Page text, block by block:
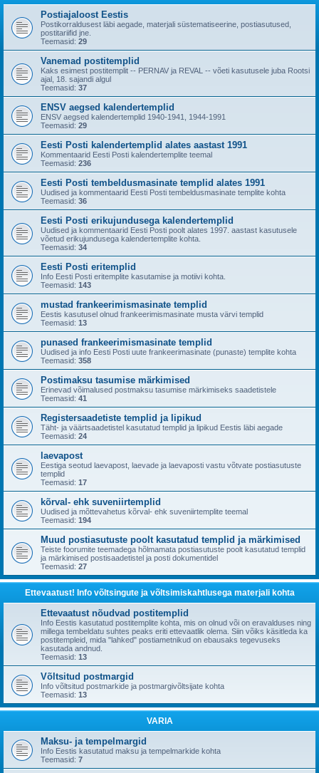
Postiajaloost Eestis
Postikorraldusest läbi aegade, materjali süstematiseerine, postiasutused,
postitariifid jne.
Teemasid: 29
Vanemad postitemplid
Kaks esimest postitemplit -- PERNAV ja REVAL -- võeti kasutusele juba Rootsi
ajal, 18. sajandi algul
Teemasid: 37
ENSV aegsed kalendertemplid
ENSV aegsed kalendertemplid 1940-1941, 1944-1991
Teemasid: 29
Eesti Posti kalendertemplid alates aastast 1991
Kommentaarid Eesti Posti kalendertemplite teemal
Teemasid: 236
Eesti Posti tembeldusmasinate templid alates 1991
Uudised ja kommentaarid Eesti Posti tembeldusmasinate templite kohta
Teemasid: 36
Eesti Posti erikujundusega kalendertemplid
Uudised ja kommentaarid Eesti Posti poolt alates 1997. aastast kasutusele
võetud erikujundusega kalendertemplite kohta.
Teemasid: 34
Eesti Posti eritemplid
Info Eesti Posti eritemplite kasutamise ja motiivi kohta.
Teemasid: 143
mustad frankeerimismasinate templid
Eestis kasutusel olnud frankeerimismasinate musta värvi templid
Teemasid: 13
punased frankeerimismasinate templid
Uudised ja info Eesti Posti uute frankeerimasinate (punaste) templite kohta
Teemasid: 358
Postimaksu tasumise märkimised
Erinevad võimalused postmaksu tasumise märkimiseks saadetistele
Teemasid: 41
Registersaadetiste templid ja lipikud
Täht- ja väärtsaadetistel kasutatud templid ja lipikud Eestis läbi aegade
Teemasid: 24
laevapost
Eestiga seotud laevapost, laevade ja laevaposti vastu võtvate postiasutuste
templid
Teemasid: 17
kõrval- ehk suveniirtemplid
Uudised ja mõttevahetus kõrval- ehk suveniirtemplite teemal
Teemasid: 194
Muud postiasutuste poolt kasutatud templid ja märkimised
Teiste foorumite teemadega hõlmamata postiasutuste poolt kasutatud templid
ja märkimised postisaadetistel ja posti dokumentidel
Teemasid: 27
Ettevaatust! Info võltsingute ja võltsimiskahtlusega materjali kohta
Ettevaatust nõudvad postitemplid
Info Eestis kasutatud postitemplite kohta, mis on olnud või on eravalduses ning
millega tembeldatu suhtes peaks eriti ettevaatlik olema. Siin võiks käsitleda ka
postitempleid, mida "lahked" postiametnikud on ebausaks tegevuseks
kasutada andnud.
Teemasid: 13
Võltsitud postmargid
Info võltsitud postmarkide ja postmargivõltsijate kohta
Teemasid: 13
VARIA
Maksu- ja tempelmargid
Info Eestis kasutatud maksu ja tempelmarkide kohta
Teemasid: 7